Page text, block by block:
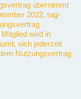
übernimmt
2022. rag-
wird in
sich jederzeit
Nutzungsvertrag